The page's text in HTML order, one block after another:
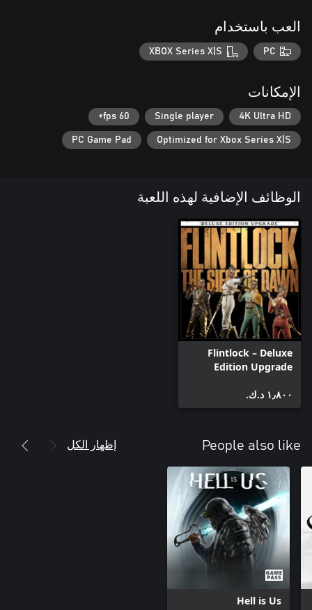
العب باستخدام
PC
XBOX Series X|S
الإمكانات
4K Ultra HD
Single player
60 fps+
Optimized for Xbox Series X|S
PC Game Pad
الوظائف الإضافية لهذه اللعبة
Flintlock – Deluxe
Edition Upgrade
١٫٨٠٠ د.ك.‏
People also like إظهار الكل
Hell is Us